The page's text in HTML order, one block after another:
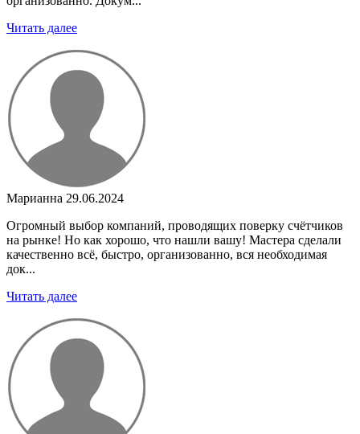
Читать далее
Марианна 29.06.2024
Огромный выбор компаний, проводящих поверку счётчиков
на рынке! Но как хорошо, что нашли вашу! Мастера сделали
качественно всё, быстро, организованно, вся необходимая
док...
Читать далее